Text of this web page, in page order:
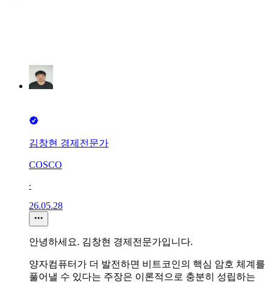
김창현 경제전문가
COSCO
∙
26.05.28
안녕하세요. 김창현 경제전문가입니다.
양자컴퓨터가 더 발전하면 비트코인의 핵심 암호 체계를
풀어낼 수 있다는 주장은 이론적으로 충분히 성립하는